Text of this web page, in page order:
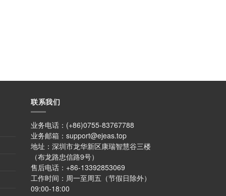
联系我们
业务电话：(+86)0755-83767788
业务邮箱：support@ejeas.top
地址：深圳市龙华新区康瑞智慧谷三楼
（布龙路忠信路9号）
售后电话：+86-13392853069
工作时间：周一至周五（节假日除外）
09:00-18:00